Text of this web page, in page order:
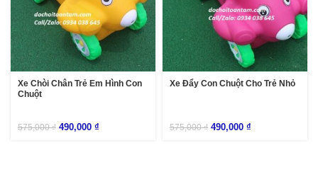
Xe Chòi Chân Trẻ Em Hình Con
Chuột
575,000₫ 490,000 ₫
Xe Đẩy Con Chuột Cho Trẻ Nhỏ
575,000₫ 490,000 ₫